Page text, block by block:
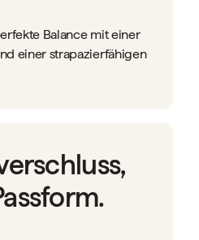
Balance mit einer
einer strapazierfähigen